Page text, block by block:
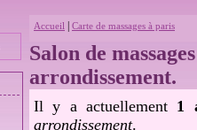
Accueil Carte de massages à paris
Salon de
arrondissement.
Il y a actuellement 1
arrondissement.